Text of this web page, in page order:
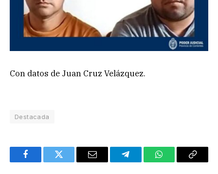
Con datos de Juan Cruz Velázquez.
Destacada
FacebookTwitter Email TelegramWhatsAppCopy